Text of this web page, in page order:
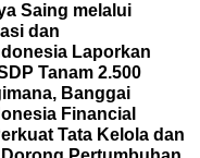
Saing melalui
dan
Laporkan
Tanam 2.500
Banggai
Financial
Tata Kelola dan